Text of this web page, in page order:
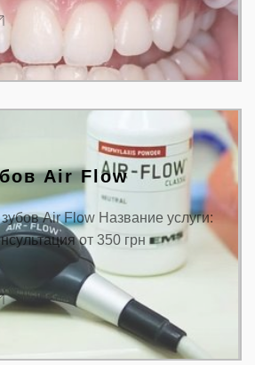
Air Flow
Air Flow Название услуги:
от 350 грн